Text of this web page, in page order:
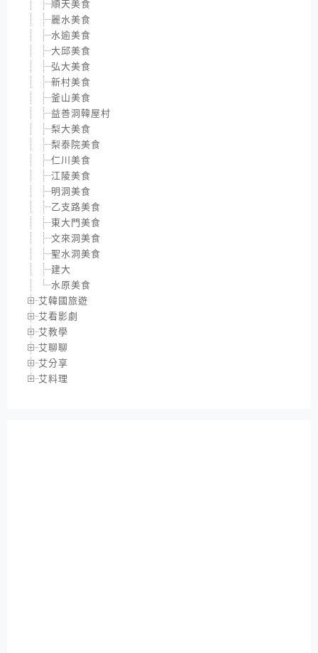
順天美食
麗水美食
水逾美食
大邱美食
弘大美食
新村美食
釜山美食
益善洞韓屋村
梨大美食
梨泰院美食
仁川美食
江陵美食
明洞美食
乙支路美食
東大門美食
文來洞美食
聖水洞美食
建大
水原美食
艾韓國旅遊
艾看影劇
艾教學
艾聊聊
艾分享
艾料理